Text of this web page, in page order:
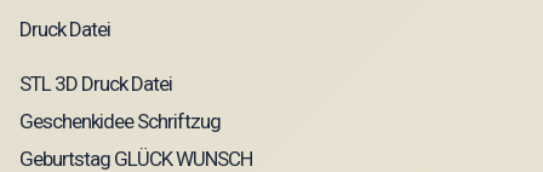
STL 3D Druck Datei
Geschenkidee Schriftzug
Geburtstag GLÜCK WUNSCH